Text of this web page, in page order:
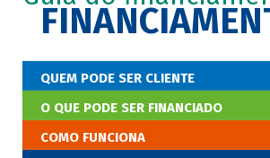
QUEM PODE SER CLIENTE
O QUE PODE SER FINANCIADO
COMO FUNCIONA